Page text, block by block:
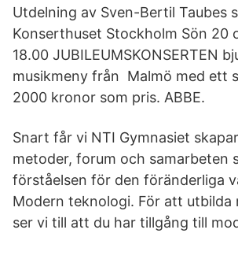
Utdelning av Sven-Bertil Taubes
Konserthuset Stockholm Sön 20
18.00 JUBILEUMSKONSERTEN
musikmeny från Malmö med ett
2000 kronor som pris. ABBE.
Snart får vi NTI Gymnasiet
metoder, forum och samarbeten
förståelsen för den föränderliga
Modern teknologi. För att utbilda
ser vi till att du har tillgång till